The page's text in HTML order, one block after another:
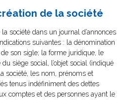
de la société
société dans un journal d’annonces
suivantes : la dénomination
son sigle; la forme juridique, le
siège social, l’objet social (indiqué
société, les nom, prénoms et
tenus indéfiniment des dettes
comptes et des personnes ayant le